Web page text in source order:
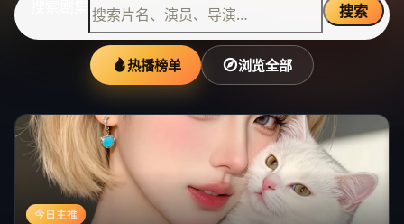
搜索
热播榜单 浏览全部
今日主推